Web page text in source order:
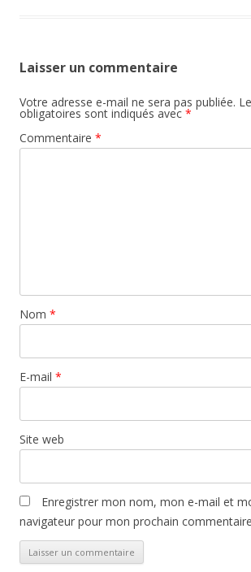
Laisser un commentaire
Votre adresse e-mail ne sera pas publiée.
obligatoires sont indiqués avec *
Commentaire *
Nom *
E-mail *
Site web
Enregistrer mon nom, mon e-mail et
navigateur pour mon prochain